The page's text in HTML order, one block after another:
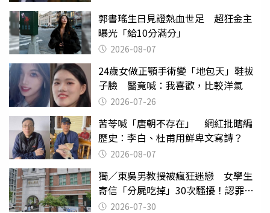
郭書瑤生日見證熱血世足 超狂金主
曝光「給10分滿分」
2026-08-07
24歲女做正顎手術變「地包天」鞋拔
子臉 醫竟喊：我喜歡，比較洋氣
2026-07-26
苦苓喊「唐朝不存在」 網紅批瞎編
歷史：李白、杜甫用鮮卑文寫詩？
2026-08-07
獨／東吳男教授被瘋狂迷戀 女學生
寄信「分屍吃掉」30次騷擾！認罪免
關 2026-07-30